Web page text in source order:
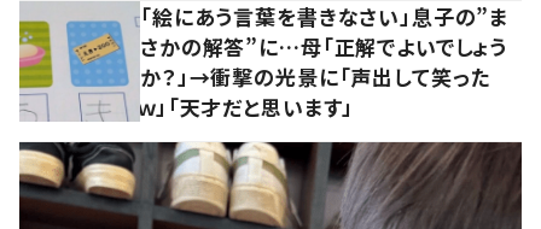
「絵にあう言葉を書きなさい」息子の”ま
さかの解答”に…母「正解でよいでしょう
か？」→衝撃の光景に「声出して笑った
ｗ」「天才だと思います」